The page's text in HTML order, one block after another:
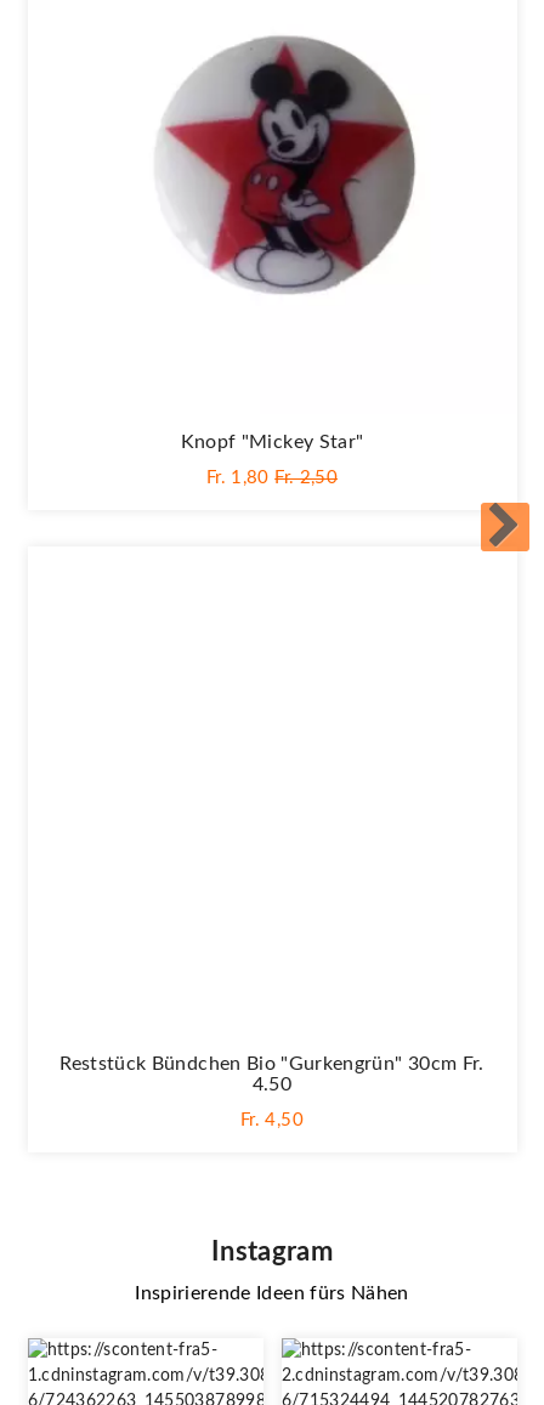
Knopf "Mickey Star"
Fr. 1,80 Fr. 2,50
Reststück Bündchen Bio "Gurkengrün" 30cm Fr.
4.50
Fr. 4,50
Instagram
Inspirierende Ideen fürs Nähen